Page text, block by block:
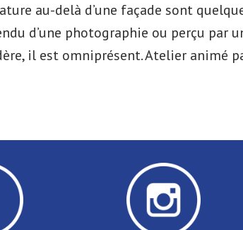
au-delà d’une façade sont
d’une photographie ou perçu par
il est omniprésent. Atelier animé